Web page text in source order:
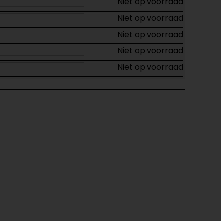
Niet op voorraad
Niet op voorraad
Niet op voorraad
Niet op voorraad